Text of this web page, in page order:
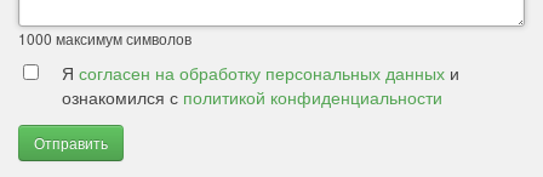
1000 максимум символов
Я согласен на обработку персональных данных и
ознакомился с политикой конфиденциальности
Отправить